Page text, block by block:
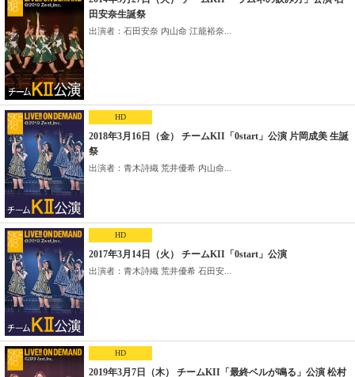
田安奈生誕祭
出演者：石田安奈 内山命 江籠裕奈...
HD
2018年3月16日（金） チームKII「0start」公演 片岡成美 生誕
祭
出演者：青木詩織 荒井優希 内山命...
HD
2017年3月14日（火） チームKII「0start」公演
出演者：青木詩織 荒井優希 石田安...
HD
2019年3月7日（木） チームKII「最終ベルが鳴る」公演 松村